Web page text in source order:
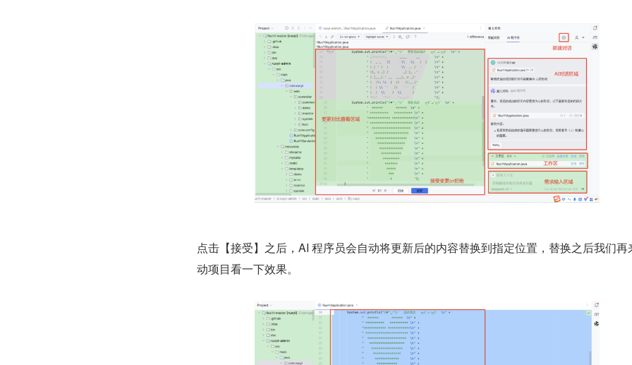
点击【接受】之后，AI 程序员会自动将更新后的内容替换到指定位置，替换之后我们再
动项目看一下效果。